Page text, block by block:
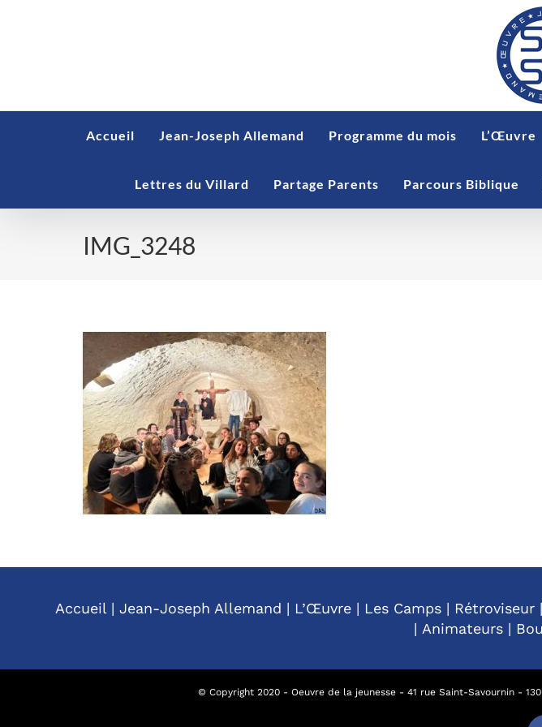
Accueil Jean-Joseph Allemand Programme du mois L’Œuvre
Lettres du Villard Partage Parents Parcours Biblique
IMG_3248
Accueil | Jean-Joseph Allemand | L’Œuvre | Les Camps | Rétroviseur |
| Animateurs|
© Copyright 2020 - Oeuvre de la jeunesse - 41 rue Saint-Savournin -